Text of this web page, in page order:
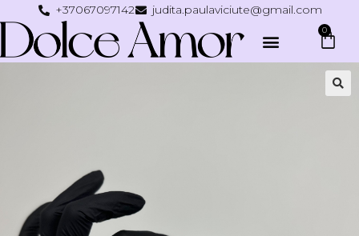
+37067097142 judita.paulaviciute@gmail.com
0